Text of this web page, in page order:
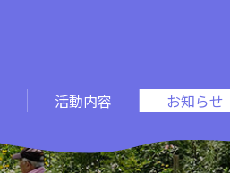
活動内容 お知らせ